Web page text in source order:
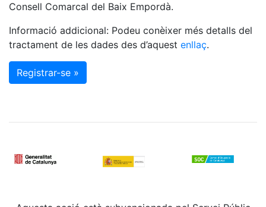
Consell Comarcal del Baix Empordà.
Informació addicional: Podeu conèixer més detalls del
tractament de les dades des d’aquest enllaç.
Registrar-se »